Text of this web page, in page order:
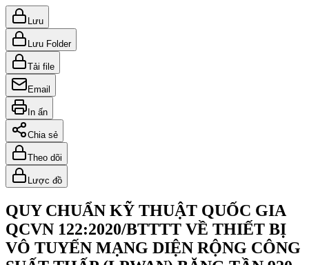
Lưu
Lưu Folder
Tải file
Email
In ấn
Chia sẻ
Theo dõi
Lược đồ
QUY CHUẨN KỸ THUẬT QUỐC GIA
QCVN 122:2020/BTTTT VỀ THIẾT BỊ
VÔ TUYẾN MẠNG DIỆN RỘNG CÔNG